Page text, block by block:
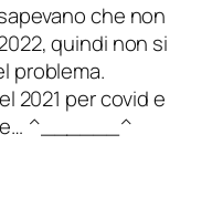
che non
quindi non si
problema.
2021 per covid e
^______^